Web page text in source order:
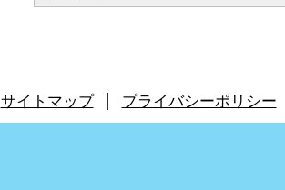
サイトマップ プライバシーポリシー